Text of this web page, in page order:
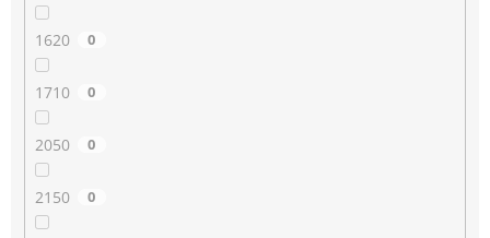
1620 0
1710 0
2050 0
2150 0